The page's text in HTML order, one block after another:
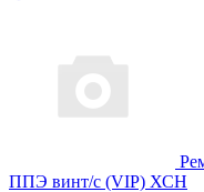
ППЭ винт/с (VIP) ХСН